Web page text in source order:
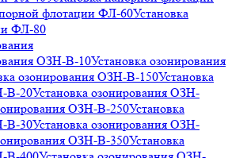
флотации ФЛ-60Установка
ФЛ-80
ОЗН-В-10Установка озонирования
озонирования ОЗН-В-150Установка
В-20Установка озонирования ОЗН-
ОЗН-В-250Установка
В-30Установка озонирования ОЗН-
ОЗН-В-350Установка